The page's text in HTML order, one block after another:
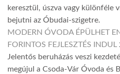
keresztül, úszva vagy különféle
bejutni az Óbudai-szigetre.
MODERN ÓVODA ÉPÜLHET
FORINTOS FEJLESZTÉS INDUL
Jelentős beruházás veszi
megújul a Csoda-Vár Óvoda és